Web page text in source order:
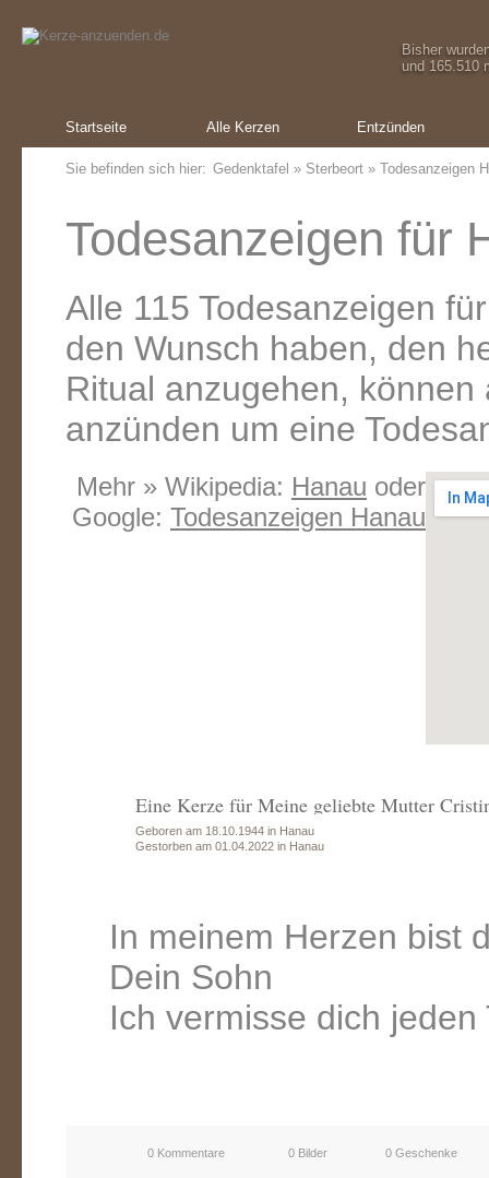
Bisher
und 165.510
Startseite Alle Kerzen Entzünden
Sie befinden sich hier: Gedenktafel » Sterbeort » Todesanzeigen
Todesanzeigen für
Alle 115 Todesanzeigen
den Wunsch haben, den
Ritual anzugehen,
anzünden um eine
Mehr » Wikipedia: Hanau oder
Google: Todesanzeigen Hanau
Eine Kerze für Meine geliebte Mutter
Geboren am 18.10.1944 in Hanau
Gestorben am 01.04.2022 in Hanau
In meinem Herzen bist
Dein Sohn
Ich vermisse dich jeden
0 Kommentare 0 Bilder 0 Geschenke